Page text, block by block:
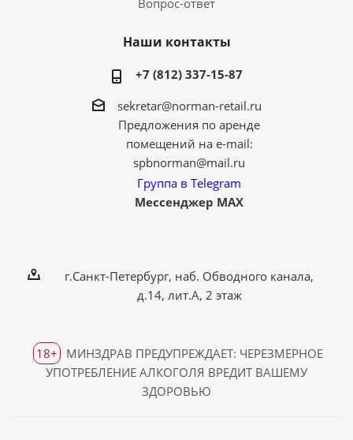
Вопрос-ответ
Наши контакты
+7 (812) 337-15-87
sekretar@norman-retail.ru
Предложения по аренде
помещений на e-mail:
spbnorman@mail.ru
Группа в Telegram
Мессенджер MAX
г.Санкт-Петербург, наб. Обводного канала,
д.14, лит.А, 2 этаж
18+
МИНЗДРАВ ПРЕДУПРЕЖДАЕТ: ЧЕРЕЗМЕРНОЕ
УПОТРЕБЛЕНИЕ АЛКОГОЛЯ ВРЕДИТ ВАШЕМУ
ЗДОРОВЬЮ